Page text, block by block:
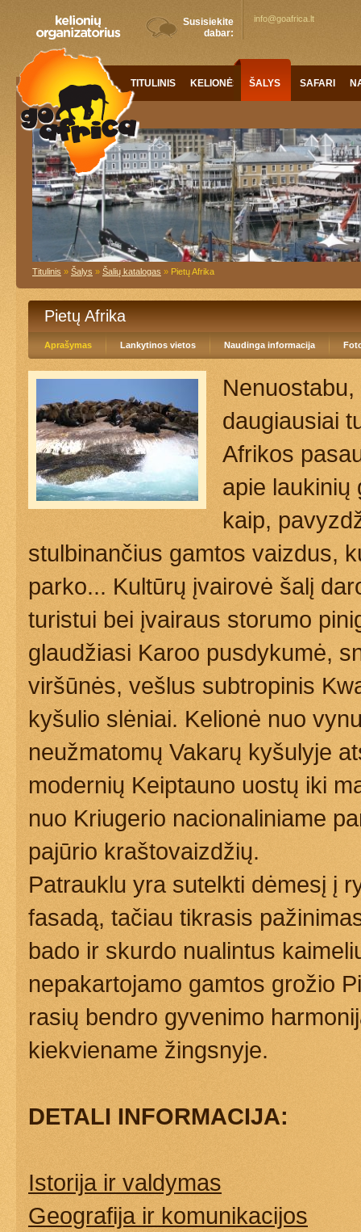
Susisiekite
dabar:
info@goafrica.lt
TITULINIS KELIONĖS ŠALYS SAFARI
Titulinis » Šalys » Šalių katalogas » Pietų Afrika
Pietų Afrika
Aprašymas Lankytinos vietos Naudinga informacija
daugiausiai
Afrikos
apie laukinių
kaip,
stulbinančius gamtos vaizdus,
parko... Kultūrų įvairovė šalį
turistui bei įvairaus storumo
glaudžiasi Karoo pusdykumė,
viršūnės, vešlus subtropinis
kyšulio slėniai. Kelionė nuo
neužmatomų Vakarų kyšulyje
modernių Keiptauno uostų iki
nuo Kriugerio nacionaliniame
pajūrio kraštovaizdžių.
Patrauklu yra sutelkti dėmesį į
fasadą, tačiau tikrasis
bado ir skurdo nualintus
nepakartojamo gamtos grožio
rasių bendro gyvenimo
kiekviename žingsnyje.
DETALI INFORMACIJA:
Istorija ir valdymas
Geografija ir komunikacijos